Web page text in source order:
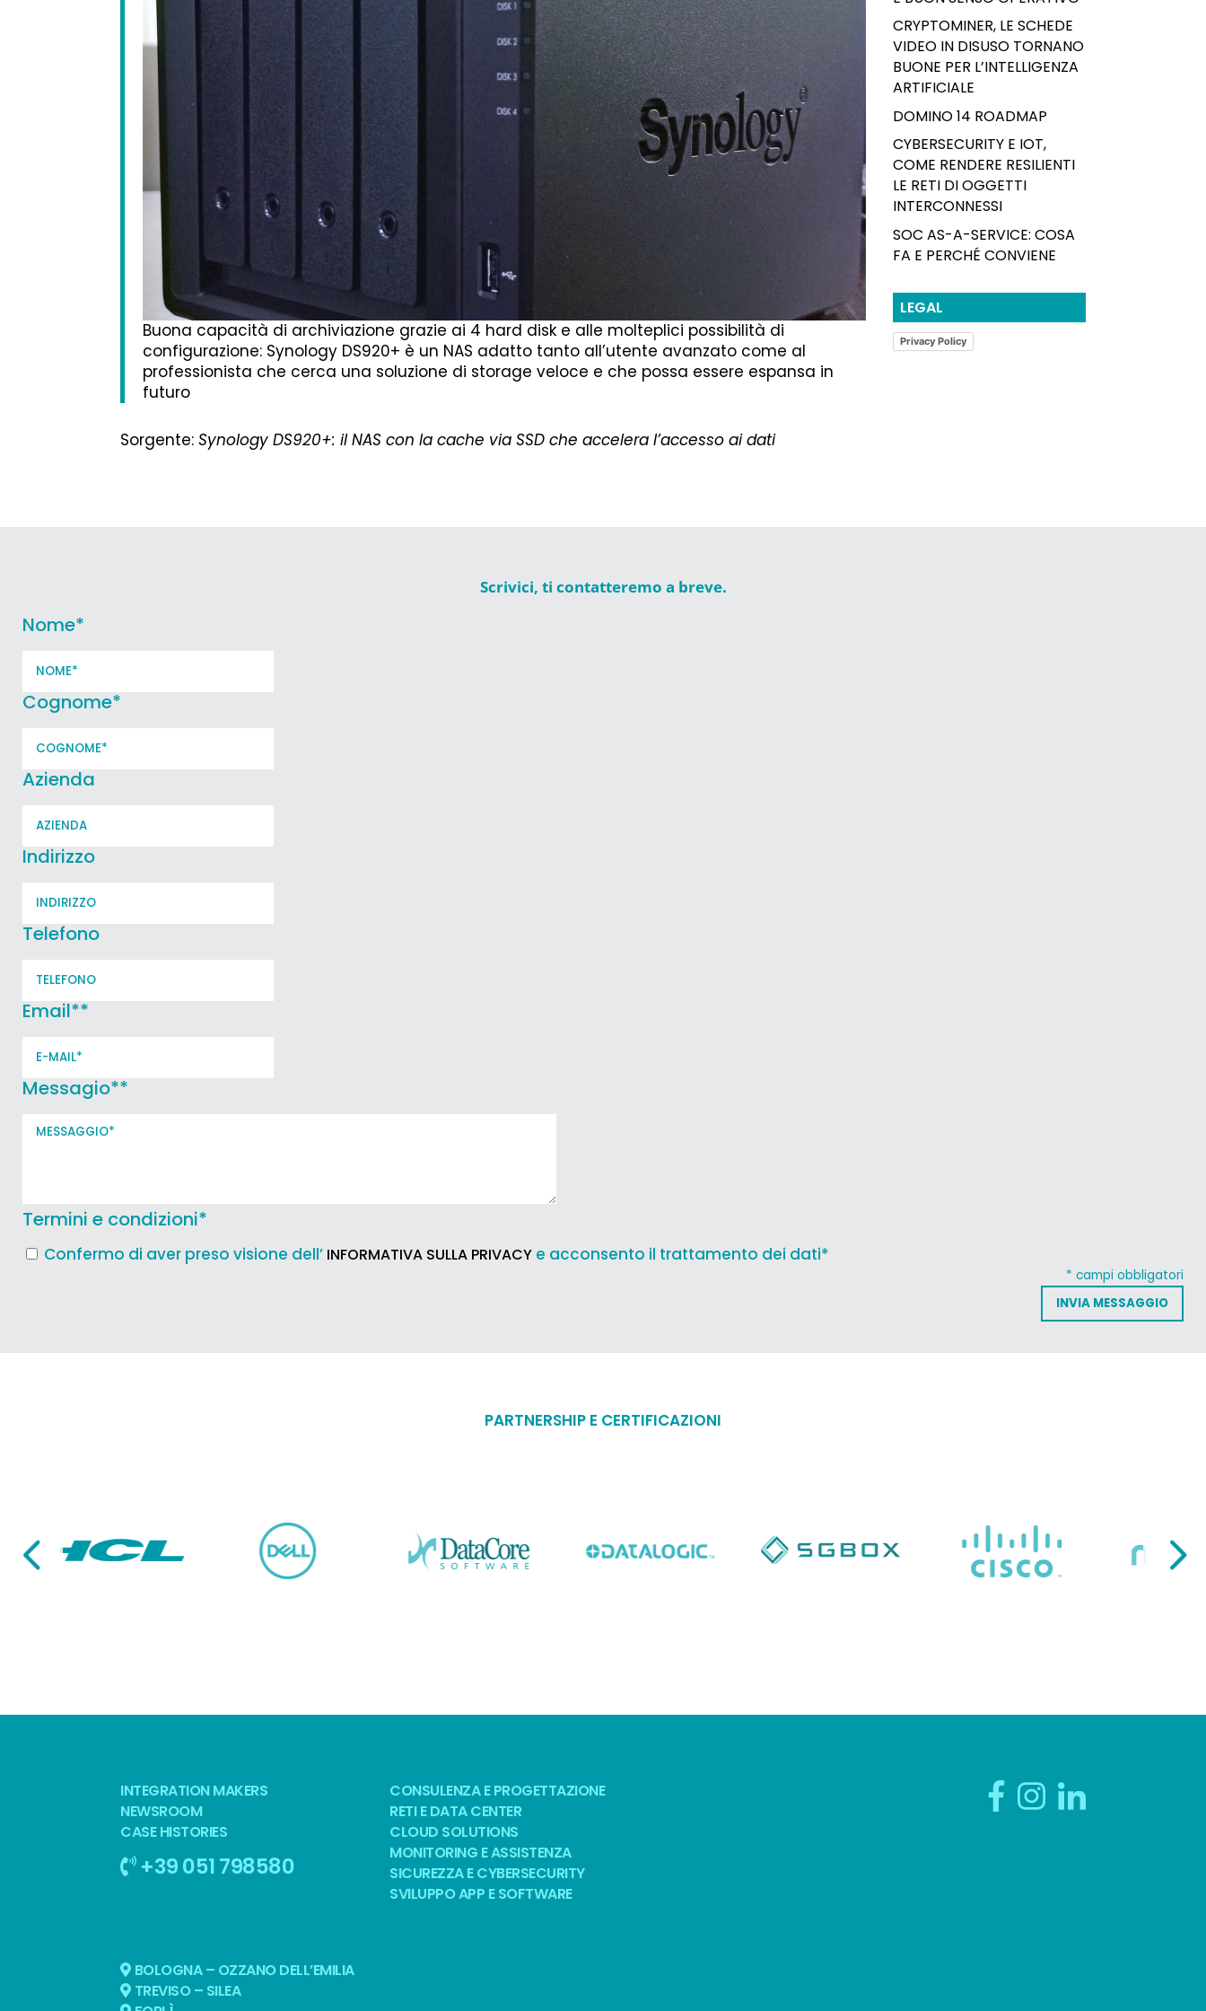
Buona capacità di archiviazione grazie ai 4 hard disk e alle molteplici possibilità di
configurazione: Synology DS920+ è un NAS adatto tanto all’utente avanzato come al
professionista che cerca una soluzione di storage veloce e che possa essere espansa in
futuro
Sorgente:Synology DS920+: il NAS con la cache via SSD che accelera l’accesso ai dati
CRYPTOMINER, LE SCHEDE
VIDEO IN DISUSO TORNANO
BUONE PER L’INTELLIGENZA
ARTIFICIALE
DOMINO 14 ROADMAP
CYBERSECURITY E IOT,
COME RENDERE RESILIENTI
LE RETI DI OGGETTI
INTERCONNESSI
SOC AS-A-SERVICE: COSA
FA E PERCHÉ CONVIENE
LEGAL
Privacy Policy
Scrivici, ti contatteremo a breve.
Nome*
Cognome*
Azienda
Indirizzo
Telefono
Email**
Messagio**
Termini e condizioni*
Confermo di aver preso visione dell’ INFORMATIVA SULLA PRIVACY e acconsento il trattamento dei dati*
* campi obbligatori
PARTNERSHIP E CERTIFICAZIONI
INTEGRATION MAKERS
NEWSROOM
CASE HISTORIES
+39 051 798580
CONSULENZA E PROGETTAZIONE
RETI E DATA CENTER
CLOUD SOLUTIONS
MONITORING E ASSISTENZA
SICUREZZA E CYBERSECURITY
SVILUPPO APP E SOFTWARE
BOLOGNA – OZZANO DELL’EMILIA
TREVISO – SILEA